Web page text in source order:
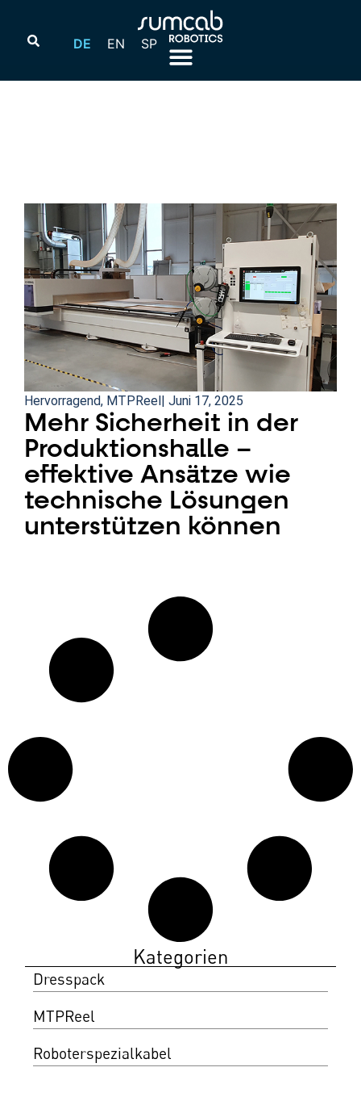
DE EN SP
Hervorragend, MTPReel| Juni 17, 2025
Mehr Sicherheit in der
Produktionshalle –
effektive Ansätze wie
technische Lösungen
unterstützen können
Kategorien
Dresspack
MTPReel
Roboterspezialkabel